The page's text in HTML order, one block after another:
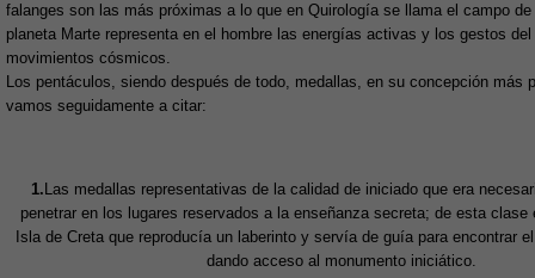
falanges son las más próximas a lo que en Quirología se llama el campo
planeta Marte representa en el hombre las energías activas y los gestos
movimientos cósmicos.
Los pentáculos, siendo después de todo, medallas, en su concepción
vamos seguidamente a citar:
1. Las medallas representativas de la calidad de iniciado que era
penetrar en los lugares reservados a la enseñanza secreta; de esta clase
Isla de Creta que reproducía un laberinto y servía de guía para encontrar
dando acceso al monumento iniciático.